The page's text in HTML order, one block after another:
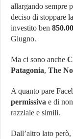
allargando sempre
deciso di stoppare la
investito ben
Giugno.
Ma ci sono anche
Patagonia,The
A quanto pare
permissiva e di
razziale e simili.
Dall’altro lato